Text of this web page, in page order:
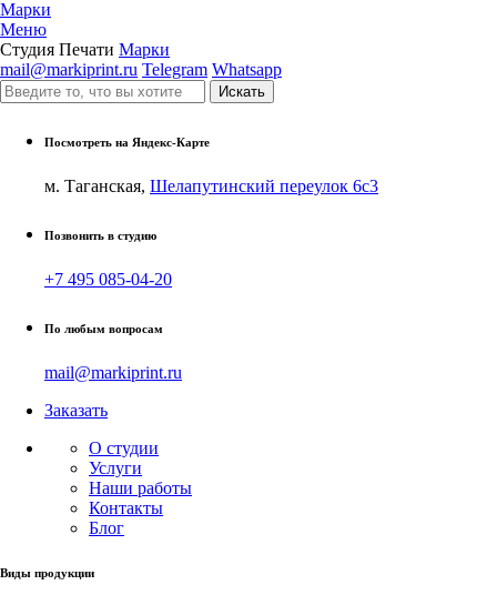
Марки
Меню
Студия Печати Марки
mail@markiprint.ru Telegram Whatsapp
Посмотреть на Яндекс-Карте
м. Таганская, Шелапутинский переулок 6с3
Позвонить в студию
+7 495 085-04-20
По любым вопросам
mail@markiprint.ru
Заказать
О студии
Услуги
Наши работы
Контакты
Блог
Виды продукции